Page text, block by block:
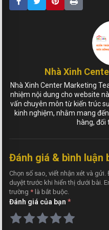
Nhà Xinh
Nhà Xinh Center Marketing
nhiệm nội dung cho website
vấn chuyên môn từ kiến trúc
kinh nghiệm, nhằm mang
hàng, đối
Đánh giá & bình luận
Chọn số sao, viết nhận xét và
duyệt trước khi hiển thị dưới bài.
trường * là bắt buộc.
Đánh giá của bạn *